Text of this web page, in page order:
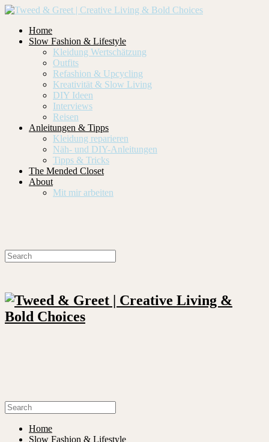
Home
Slow Fashion & Lifestyle
Kleidung Wertschätzung
Outfits
Refashion & Upcycling
Kreativität & Slow Living
DIY Ideen
Interviews
Reisen
Anleitungen & Tipps
Kleidung reparieren
Näh- und DIY-Anleitungen
Tipps & Tricks
The Mended Closet
About
Mit mir arbeiten
Home
Slow Fashion & Lifestyle